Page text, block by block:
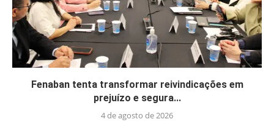
Fenaban tenta transformar reivindicações em
prejuízo e segura...
4 de agosto de 2026